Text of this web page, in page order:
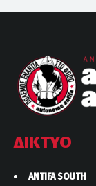
ΔΙΚΤΥΟ
ANTIFA SOUTH